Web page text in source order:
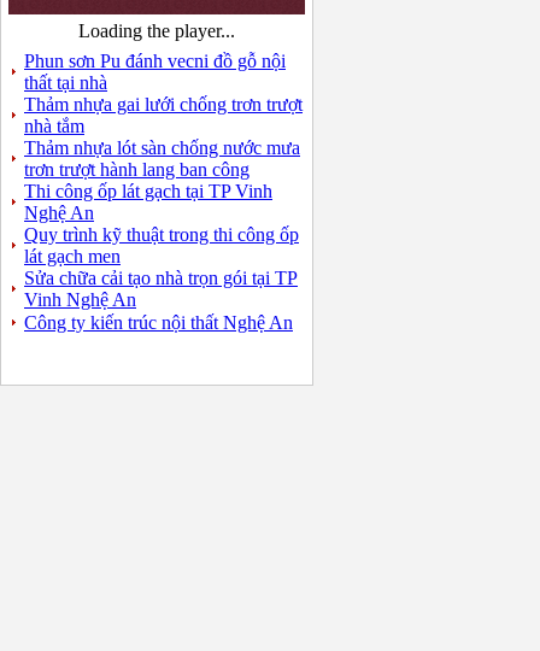
Loading the player...
Phun sơn Pu đánh vecni đồ gỗ nội
thất tại nhà
Thảm nhựa gai lưới chống trơn trượt
nhà tắm
Thảm nhựa lót sàn chống nước mưa
trơn trượt hành lang ban công
Thi công ốp lát gạch tại TP Vinh
Nghệ An
Quy trình kỹ thuật trong thi công ốp
lát gạch men
Sửa chữa cải tạo nhà trọn gói tại TP
Vinh Nghệ An
Công ty kiến trúc nội thất Nghệ An